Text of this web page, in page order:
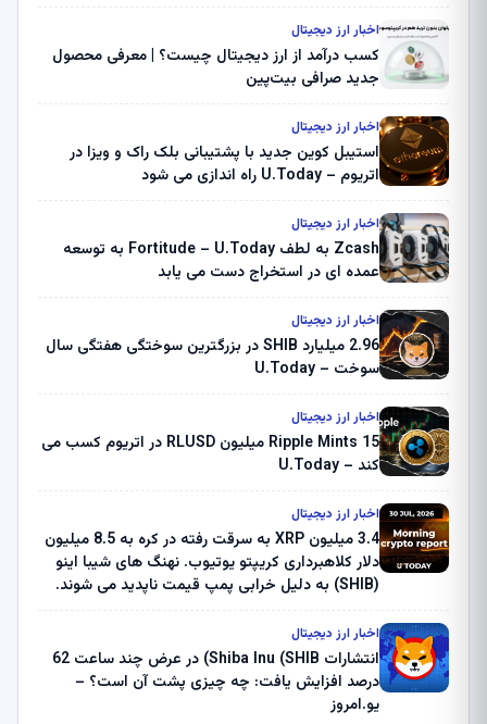
اخبار ارز دیجیتال
کسب درآمد از ارز دیجیتال چیست؟ | معرفی محصول
جدید صرافی بیت‌پین
اخبار ارز دیجیتال
استیبل کوین جدید با پشتیبانی بلک راک و ویزا در
اتریوم – U.Today راه اندازی می شود
اخبار ارز دیجیتال
Zcash به لطف Fortitude – U.Today به توسعه
عمده ای در استخراج دست می یابد
اخبار ارز دیجیتال
2.96 میلیارد SHIB در بزرگترین سوختگی هفتگی سال
سوخت – U.Today
اخبار ارز دیجیتال
Ripple Mints 15 میلیون RLUSD در اتریوم کسب می
کند – U.Today
اخبار ارز دیجیتال
3.4 میلیون XRP به سرقت رفته در کره به 8.5 میلیون
دلار کلاهبرداری کریپتو یوتیوب. نهنگ های شیبا اینو
(SHIB) به دلیل خرابی پمپ قیمت ناپدید می شوند.
ثبت کرد – گزارش کریپتو صبح – U.Today
اخبار ارز دیجیتال
انتشارات Shiba Inu (SHIB) در عرض چند ساعت 62
درصد افزایش یافت: چه چیزی پشت آن است؟ –
یو.امروز